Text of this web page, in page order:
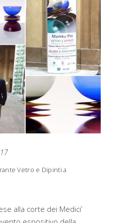
Vetro e Dipinti a
alla corte dei Medici’